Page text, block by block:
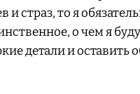
и страз, то я
о чем я
детали и оставить